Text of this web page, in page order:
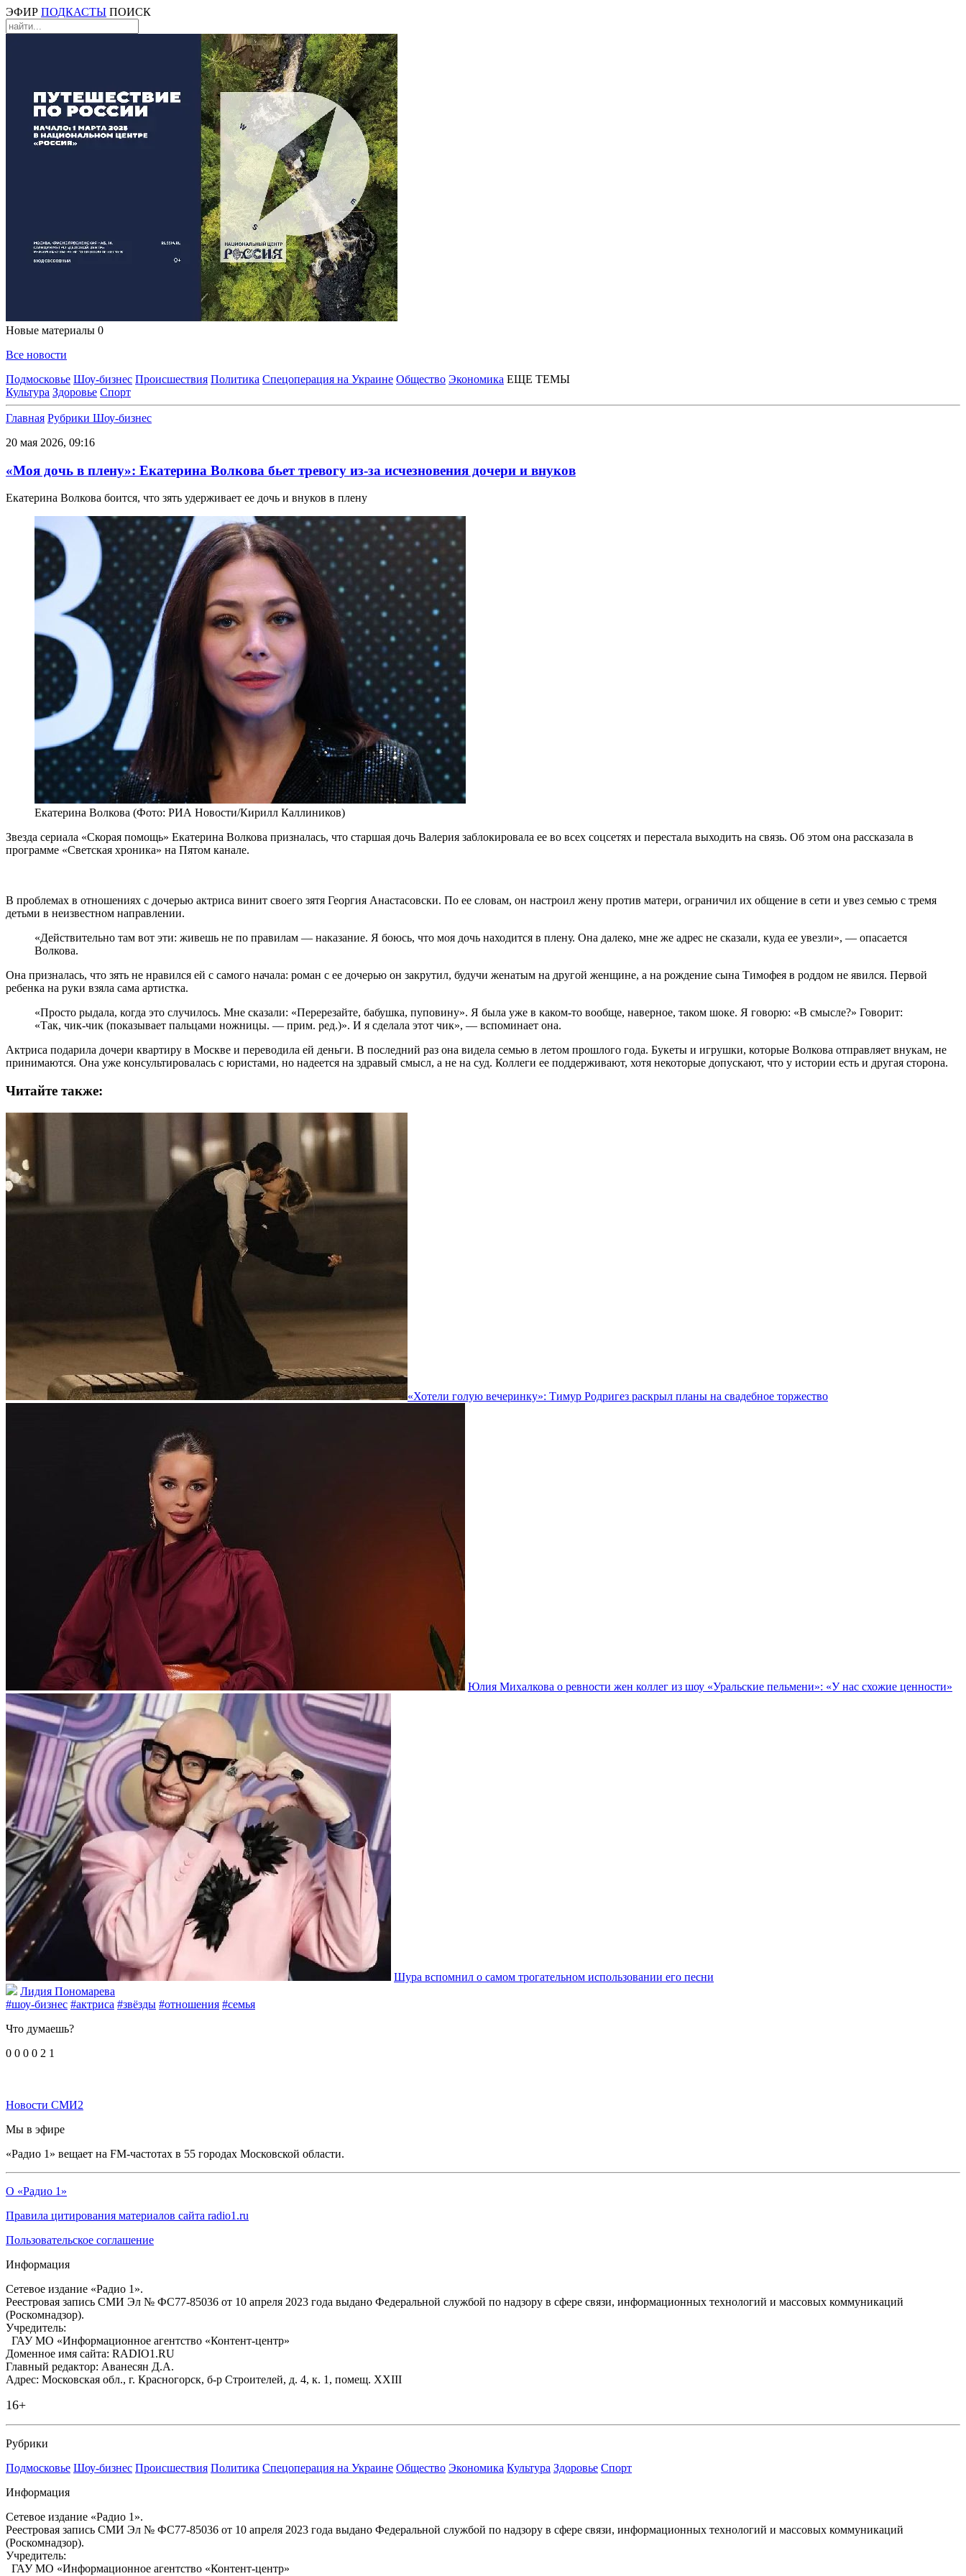
ЭФИР ПОДКАСТЫ ПОИСК
Новые материалы 0
Все новости
Подмосковье Шоу-бизнес Происшествия Политика Спецоперация на Украине Общество Экономика ЕЩЕ ТЕМЫ
Культура Здоровье Спорт
Главная Рубрики Шоу-бизнес
20 мая 2026, 09:16
«Моя дочь в плену»: Екатерина Волкова бьет тревогу из-за исчезновения дочери и внуков
Екатерина Волкова боится, что зять удерживает ее дочь и внуков в плену
Екатерина Волкова (Фото: РИА Новости/Кирилл Каллиников)
Звезда сериала «Скорая помощь» Екатерина Волкова призналась, что старшая дочь Валерия заблокировала ее во всех соцсетях и перестала выходить на связь. Об этом она рассказала в
программе «Светская хроника» на Пятом канале.
В проблемах в отношениях с дочерью актриса винит своего зятя Георгия Анастасовски. По ее словам, он настроил жену против матери, ограничил их общение в сети и увез семью с тремя
детьми в неизвестном направлении.
«Действительно там вот эти: живешь не по правилам — наказание. Я боюсь, что моя дочь находится в плену. Она далеко, мне же адрес не сказали, куда ее увезли», — опасается
Волкова.
Она призналась, что зять не нравился ей с самого начала: роман с ее дочерью он закрутил, будучи женатым на другой женщине, а на рождение сына Тимофея в роддом не явился. Первой
ребенка на руки взяла сама артистка.
«Просто рыдала, когда это случилось. Мне сказали: «Перерезайте, бабушка, пуповину». Я была уже в каком-то вообще, наверное, таком шоке. Я говорю: «В смысле?» Говорит:
«Так, чик-чик (показывает пальцами ножницы. — прим. ред.)». И я сделала этот чик», — вспоминает она.
Актриса подарила дочери квартиру в Москве и переводила ей деньги. В последний раз она видела семью в летом прошлого года. Букеты и игрушки, которые Волкова отправляет внукам, не
принимаются. Она уже консультировалась с юристами, но надеется на здравый смысл, а не на суд. Коллеги ее поддерживают, хотя некоторые допускают, что у истории есть и другая сторона.
Читайте также:
«Хотели голую вечеринку»: Тимур Родригез раскрыл планы на свадебное торжество
Юлия Михалкова о ревности жен коллег из шоу «Уральские пельмени»: «У нас схожие ценности»
Шура вспомнил о самом трогательном использовании его песни
Лидия Пономарева
#шоу-бизнес #актриса #звёзды #отношения #семья
Что думаешь?
0 0 0 0 2 1
Новости СМИ2
Мы в эфире
«Радио 1» вещает на FM-частотах в 55 городах Московской области.
О «Радио 1»
Правила цитирования материалов сайта radio1.ru
Пользовательское соглашение
Информация
Сетевое издание «Радио 1».
Реестровая запись СМИ Эл № ФС77-85036 от 10 апреля 2023 года выдано Федеральной службой по надзору в сфере связи, информационных технологий и массовых коммуникаций
(Роскомнадзор).
Учредитель:
ГАУ МО «Информационное агентство «Контент-центр»
Доменное имя сайта: RADIO1.RU
Главный редактор: Аванесян Д.А.
Адрес: Московская обл., г. Красногорск, б-р Строителей, д. 4, к. 1, помещ. XXIII
16+
Рубрики
Подмосковье Шоу-бизнес Происшествия Политика Спецоперация на Украине Общество Экономика Культура Здоровье Спорт
Информация
Сетевое издание «Радио 1».
Реестровая запись СМИ Эл № ФС77-85036 от 10 апреля 2023 года выдано Федеральной службой по надзору в сфере связи, информационных технологий и массовых коммуникаций
(Роскомнадзор).
Учредитель:
ГАУ МО «Информационное агентство «Контент-центр»